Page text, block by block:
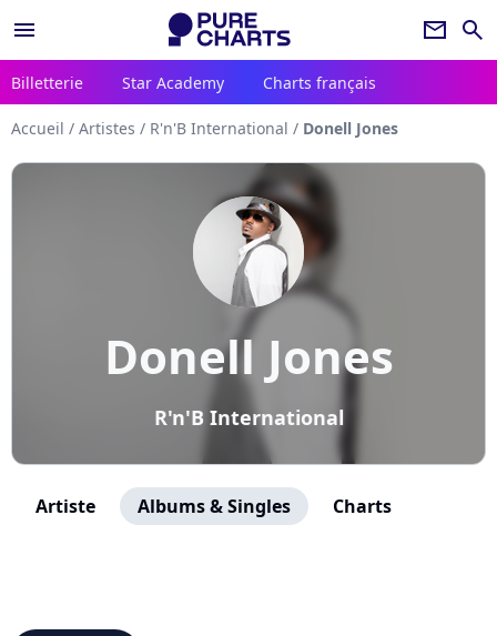
menu newsletter search
Billetterie Star Academy Charts français
Accueil / Artistes / R'n'B International / Donell Jones
Donell Jones
R'n'B International
Artiste Albums & Singles Charts